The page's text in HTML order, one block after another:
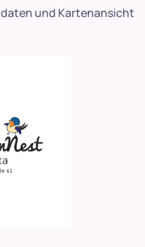
und Kartenansicht